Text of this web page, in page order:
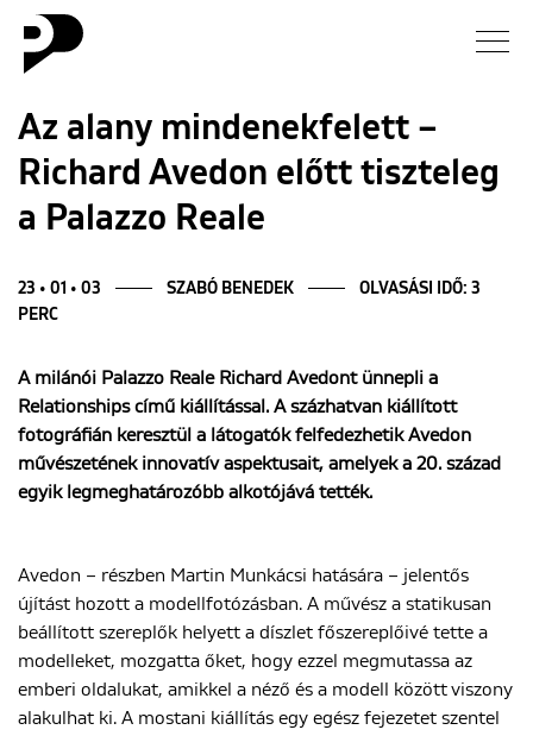
Galéria
Blog
Rólunk
ENGLISH
Az alany mindenekfelett –
Richard Avedon előtt tiszteleg
a Palazzo Reale
23 • 01 • 03 SZABÓ BENEDEK
OLVASÁSI IDŐ: 3
PERC
A milánói Palazzo Reale Richard Avedont ünnepli a
Relationships című kiállítással. A százhatvan kiállított
fotográfián keresztül a látogatók felfedezhetik Avedon
művészetének innovatív aspektusait, amelyek a 20. század
egyik legmeghatározóbb alkotójává tették.
Avedon – részben Martin Munkácsi hatására – jelentős
újítást hozott a modellfotózásban. A művész a statikusan
beállított szereplők helyett a díszlet főszereplőivé tette a
modelleket, mozgatta őket, hogy ezzel megmutassa az
emberi oldalukat, amikkel a néző és a modell között viszony
alakulhat ki. A mostani kiállítás egy egész fejezetet szentel